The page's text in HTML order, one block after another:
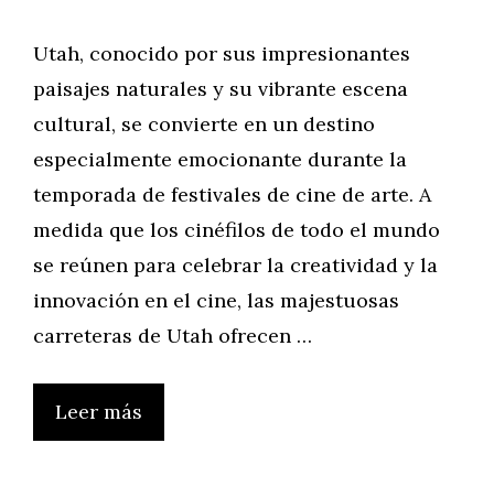
Utah, conocido por sus impresionantes
paisajes naturales y su vibrante escena
cultural, se convierte en un destino
especialmente emocionante durante la
temporada de festivales de cine de arte. A
medida que los cinéfilos de todo el mundo
se reúnen para celebrar la creatividad y la
innovación en el cine, las majestuosas
carreteras de Utah ofrecen …
Leer más